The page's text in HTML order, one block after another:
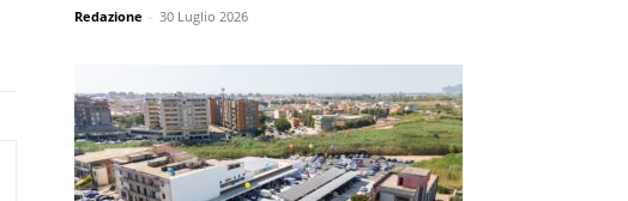
Redazione - 30 Luglio 2026